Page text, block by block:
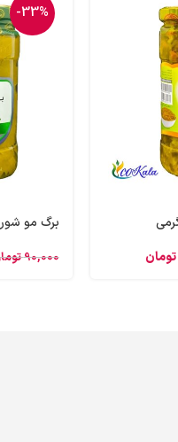
تومان
-33%
برگ مو شور
90,000